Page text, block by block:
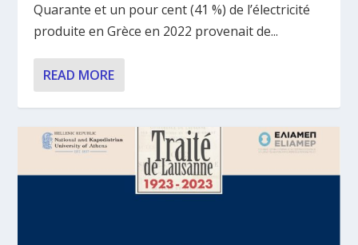
Quarante et un pour cent (41 %) de l’électricité
produite en Grèce en 2022 provenait de...
READ MORE